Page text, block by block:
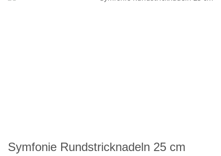
Symfonie Rundstricknadeln 25 cm